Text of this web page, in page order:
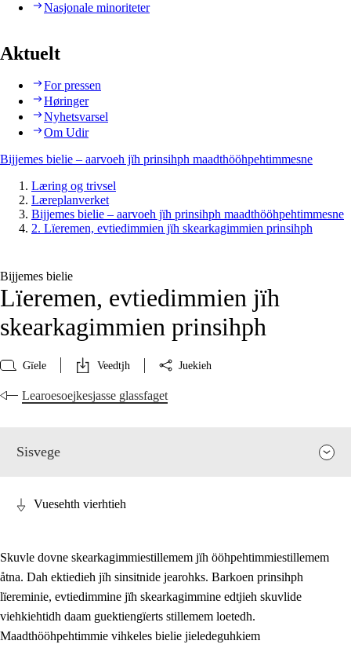
Nasjonale minoriteter
Aktuelt
For pressen
Høringer
Nyhetsvarsel
Om Udir
Bijjemes bielie – aarvoeh jïh prinsihph maadthööhpehtimmesne
Læring og trivsel
Læreplanverket
Bijjemes bielie – aarvoeh jïh prinsihph maadthööhpehtimmesne
2. Lïeremen, evtiedimmien jïh skearkagimmien prinsihph
Bijjemes bielie
Lïeremen, evtiedimmien jïh
skearkagimmien prinsihph
Gïele Veedtjh Juekieh
Learoesoejkesjasse glassfaget
Sisvege
Vuesehth vierhtieh
Skuvle dovne skearkagimmiestillemem jïh ööhpehtimmiestillemem
åtna. Dah ektiedieh jïh sinsitnide jearohks. Barkoen prinsihph
lïereminie, evtiedimmine jïh skearkagimmine edtjieh skuvlide
viehkiehtidh daam guektiengïerts stillemem loetedh.
Maadthööhpehtimmie vihkeles bielie jieledeguhkiem